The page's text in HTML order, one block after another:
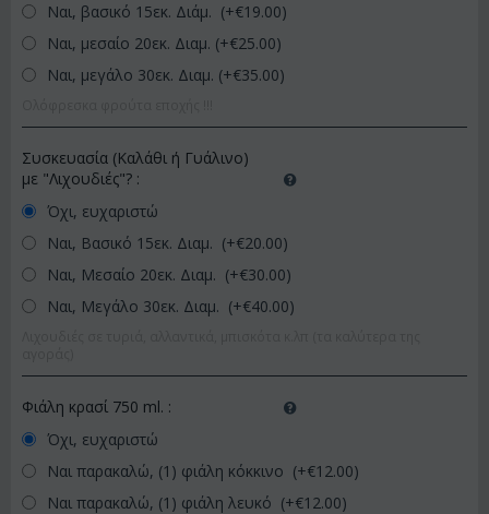
Ναι, βασικό 15εκ. Διάμ. (+€19.00)
Ναι, μεσαίο 20εκ. Διαμ. (+€25.00)
Ναι, μεγάλο 30εκ. Διαμ. (+€35.00)
Συσκευασία (Καλάθι ή Γυάλινο)
με "Λιχουδιές"? :
Όχι, ευχαριστώ
Ναι, Βασικό 15εκ. Διαμ. (+€20.00)
Ναι, Μεσαίο 20εκ. Διαμ. (+€30.00)
Ναι, Μεγάλο 30εκ. Διαμ. (+€40.00)
Φιάλη κρασί 750 ml. :
Όχι, ευχαριστώ
Ναι παρακαλώ, (1) φιάλη κόκκινο (+€12.00)
Ναι παρακαλώ, (1) φιάλη λευκό (+€12.00)